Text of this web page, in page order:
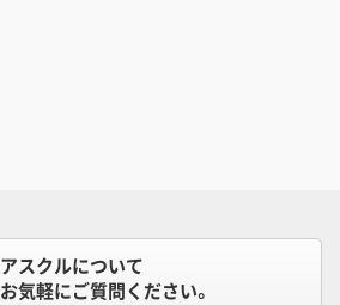
アスクルについて
お気軽にご質問ください。